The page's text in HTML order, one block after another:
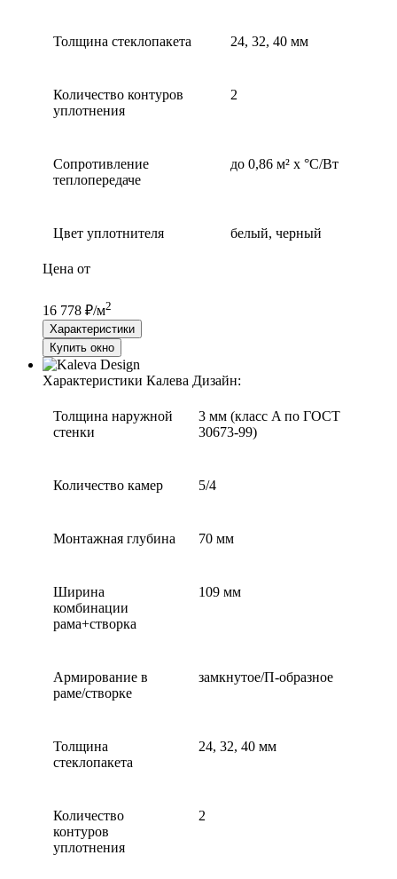
Толщина стеклопакета 24, 32, 40 мм
Количество контуров
уплотнения
2
Сопротивление
теплопередаче
до 0,86 м² х °С/Вт
Цвет уплотнителя белый, черный
Цена от
16 778 ₽/м2
Характеристики
Купить окно
Характеристики Калева Дизайн:
Толщина наружной
стенки
3 мм (класс A по ГОСТ
30673-99)
Количество камер 5/4
Монтажная глубина 70 мм
Ширина
комбинации
рама+створка
109 мм
Армирование в
раме/створке
замкнутое/П-образное
Толщина
стеклопакета
24, 32, 40 мм
Количество
контуров
уплотнения
2